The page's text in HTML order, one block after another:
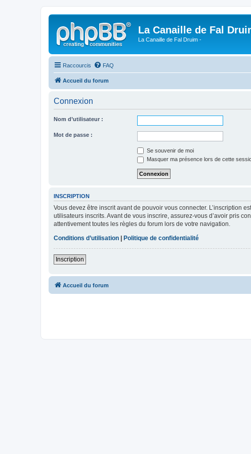
La Canaille de Fal
La Canaille de Fal Druim -
Raccourcis FAQ
Accueil du forum
Connexion
Nom d’utilisateur :
Mot de passe :
Se souvenir de moi
Masquer ma présence lors de cette
INSCRIPTION
Vous devez être inscrit avant de pouvoir vous connecter. L’inscription
utilisateurs inscrits. Avant de vous inscrire, assurez-vous d’avoir pris
attentivement toutes les règles du forum lors de votre navigation.
Conditions d’utilisation
Politique de confidentialité
Inscription
Accueil du forum